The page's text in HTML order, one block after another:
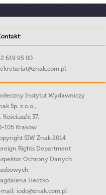
619 95 00
Instytut Wydawniczy
Sp. z o.o.,
Kościuszki 37,
105 Kraków
SIW Znak 2014
Rights Department
Ochrony Danych
Heczko
iodo@znak.com.pl